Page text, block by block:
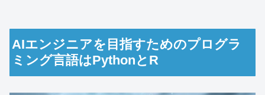
AIエンジニアを目指すためのプログラ
ミング言語はPythonとR